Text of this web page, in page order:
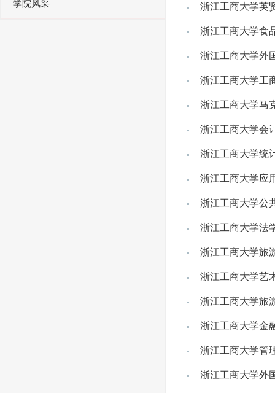
学院风采 浙江工商大学英
浙江工商大学食
浙江工商大学外
浙江工商大学工
浙江工商大学马
浙江工商大学会
浙江工商大学统
浙江工商大学应
浙江工商大学公
浙江工商大学法
浙江工商大学旅
浙江工商大学艺
浙江工商大学旅
浙江工商大学金
浙江工商大学管
浙江工商大学外